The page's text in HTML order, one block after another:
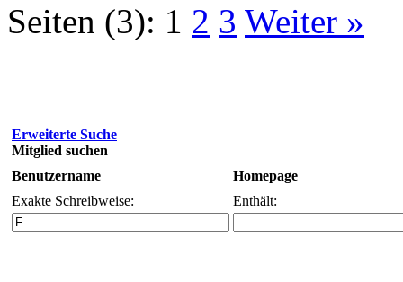
Seiten (3): 1 2 3 Weiter »
Erweiterte Suche
Mitglied suchen
Benutzername
Homepage
Exakte Schreibweise:
Enthält: